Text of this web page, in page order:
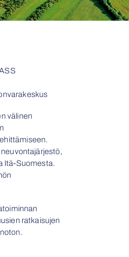
välinen
Itä-Suomesta.
ratkaisujen